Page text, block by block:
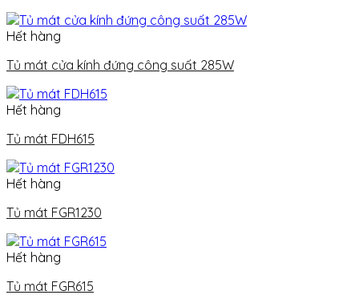
Hết hàng
Tủ mát cửa kính đứng công suất 285W
Hết hàng
Tủ mát FDH615
Hết hàng
Tủ mát FGR1230
Hết hàng
Tủ mát FGR615